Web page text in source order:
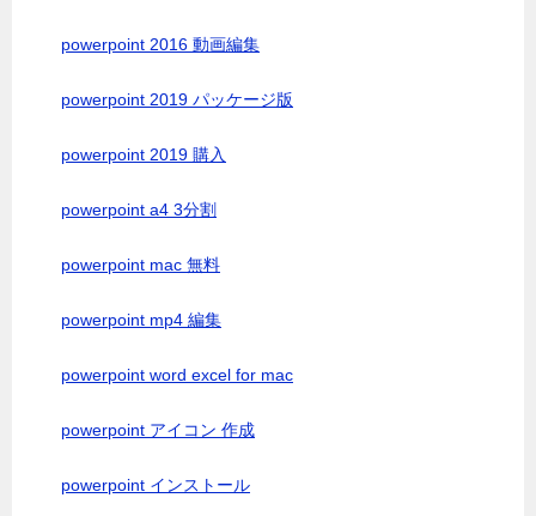
powerpoint 2016 動画編集
powerpoint 2019 パッケージ版
powerpoint 2019 購入
powerpoint a4 3分割
powerpoint mac 無料
powerpoint mp4 編集
powerpoint word excel for mac
powerpoint アイコン 作成
powerpoint インストール